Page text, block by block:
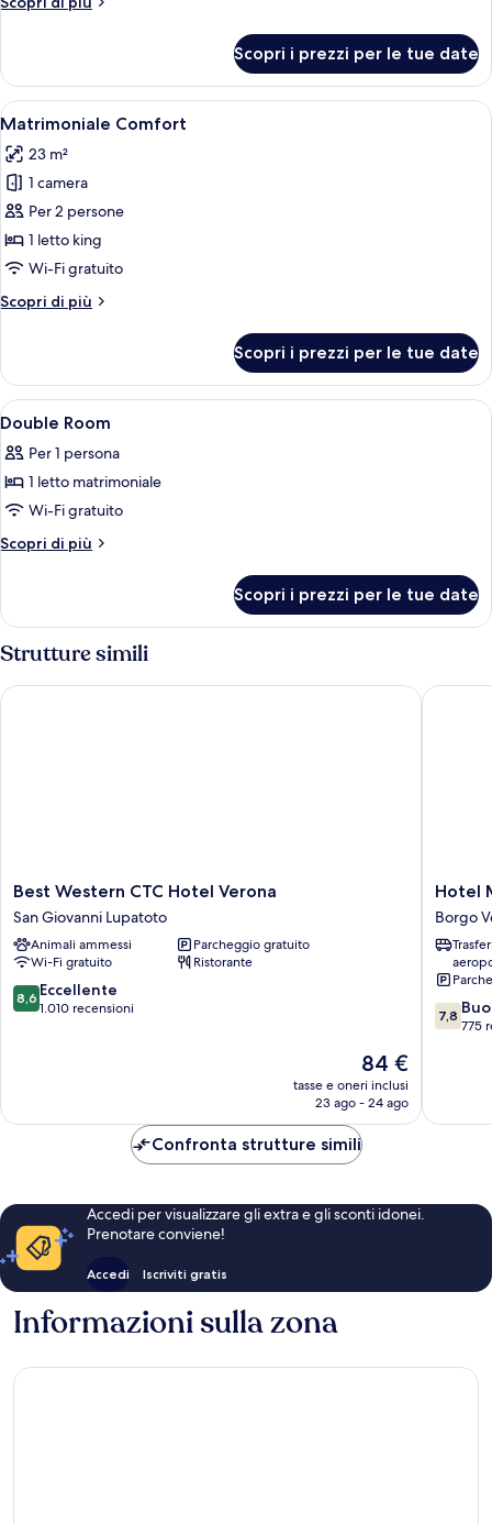
Superior
Scopri i prezzi per le tue date
Apri
tutte
le
foto
per
Matrimoniale
Comfort
Una camera d'albergo con un letto
11
Matrimoniale Comfort
23 m²
1 camera
Per 2 persone
1 letto king
Wi-Fi gratuito
Scopri di più
Altri
Comfort
Scopri i prezzi per le tue date
Apri
tutte
le
foto
per
Double
Una cassaforte in camera, una
4
Double Room
Per 1 persona
1 letto matrimoniale
Wi-Fi gratuito
Scopri di più
Altri
Room
Scopri i prezzi per le tue date
Strutture simili
Best
Western
CTC
Hotel
Verona
San
Giovanni
Best Western CTC Hotel Verona
San Giovanni Lupatoto
Animali ammessi
Parcheggio gratuito
Wi-Fi gratuito
Ristorante
8.6
su
8,6 Eccellente
1.010 recensioni
Il
prezzo
attuale
84 €
84 €
tasse e oneri inclusi
23 ago - 24 ago
Best Western CTC Hotel Verona
Hotel
Maxim
Borgo
Venezia
Hotel
Borgo
7.8
su
7,8
775
Hotel
Confronta strutture simili
Accedi per visualizzare gli extra e gli sconti idonei.
Prenotare conviene!
Accedi Iscriviti gratis
Informazioni sulla zona